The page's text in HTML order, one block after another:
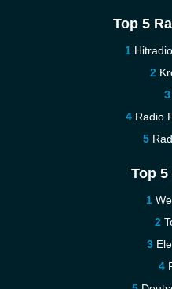
Top 5
Radio
Top 5